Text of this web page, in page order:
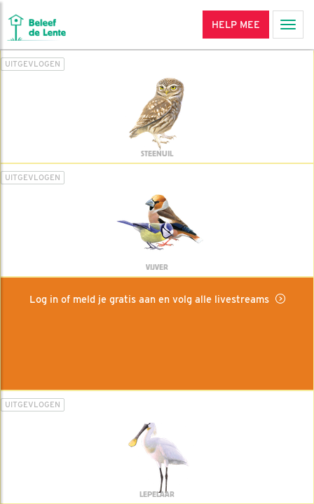
HELP MEE
UITGEVLOGEN
STEENUIL
UITGEVLOGEN
VIJVER
Log in of meld je gratis aan en volg alle livestreams
UITGEVLOGEN
LEPELAAR